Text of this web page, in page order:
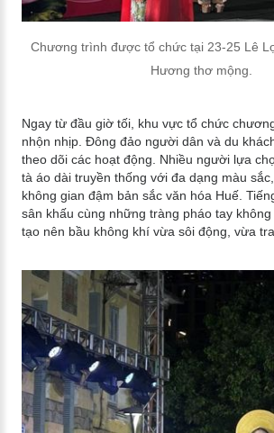
Chương trình được tổ chức tại 23-25 Lê
Hương thơ mộng.
Ngay từ đầu giờ tối, khu vực tổ chức
nhộn nhịp. Đông đảo người dân và du
theo dõi các hoạt động. Nhiều người lựa
tà áo dài truyền thống với đa dạng màu
không gian đậm bản sắc văn hóa Huế.
sân khấu cùng những tràng pháo tay
tạo nên bầu không khí vừa sôi động, vừa